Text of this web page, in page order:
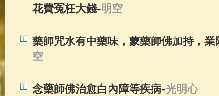
花費冤枉大錢-明空
藥師咒水有中藥味，蒙藥師佛加持，
空
念藥師佛治愈白內障等疾病-光明心